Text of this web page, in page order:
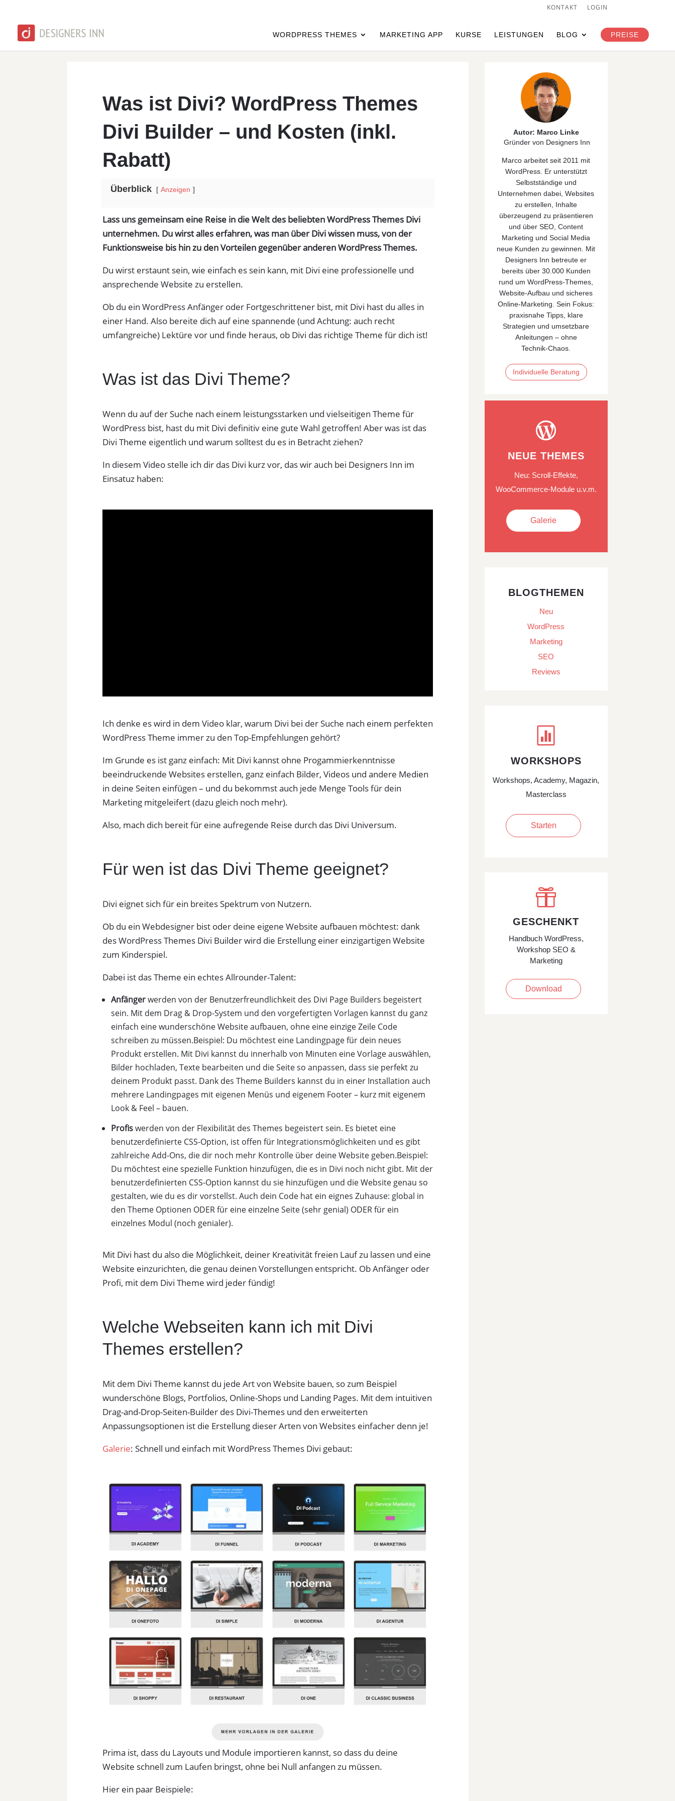
KONTAKT LOGIN
WORDPRESS THEMES MARKETING APP KURSE LEISTUNGEN BLOG PREISE
Was ist Divi? WordPress Themes
Divi Builder – und Kosten (inkl.
Rabatt)
Überblick Anzeigen
Lass uns gemeinsam eine Reise in die Welt des beliebten WordPress Themes Divi
unternehmen. Du wirst alles erfahren, was man über Divi wissen muss, von der
Funktionsweise bis hin zu den Vorteilen gegenüber anderen WordPress Themes.
Du wirst erstaunt sein, wie einfach es sein kann, mit Divi eine professionelle und
ansprechende Website zu erstellen.
Ob du ein WordPress Anfänger oder Fortgeschrittener bist, mit Divi hast du alles in
einer Hand. Also bereite dich auf eine spannende (und Achtung: auch recht
umfangreiche) Lektüre vor und finde heraus, ob Divi das richtige Theme für dich ist!
Was ist das Divi Theme?
Wenn du auf der Suche nach einem leistungsstarken und vielseitigen Theme für
WordPress bist, hast du mit Divi definitiv eine gute Wahl getroffen! Aber was ist das
Divi Theme eigentlich und warum solltest du es in Betracht ziehen?
In diesem Video stelle ich dir das Divi kurz vor, das wir auch bei Designers Inn im
Einsatuz haben:
Ich denke es wird in dem Video klar, warum Divi bei der Suche nach einem perfekten
WordPress Theme immer zu den Top-Empfehlungen gehört?
Im Grunde es ist ganz einfach: Mit Divi kannst ohne Progammierkenntnisse
beeindruckende Websites erstellen, ganz einfach Bilder, Videos und andere Medien
in deine Seiten einfügen – und du bekommst auch jede Menge Tools für dein
Marketing mitgeleifert (dazu gleich noch mehr).
Also, mach dich bereit für eine aufregende Reise durch das Divi Universum.
Für wen ist das Divi Theme geeignet?
Divi eignet sich für ein breites Spektrum von Nutzern.
Ob du ein Webdesigner bist oder deine eigene Website aufbauen möchtest: dank
des WordPress Themes Divi Builder wird die Erstellung einer einzigartigen Website
zum Kinderspiel.
Dabei ist das Theme ein echtes Allrounder-Talent:
Anfängerwerden von der Benutzerfreundlichkeit des Divi Page Builders begeistert
sein. Mit dem Drag & Drop-System und den vorgefertigten Vorlagen kannst du ganz
einfach eine wunderschöne Website aufbauen, ohne eine einzige Zeile Code
schreiben zu müssen.Beispiel: Du möchtest eine Landingpage für dein neues
Produkt erstellen. Mit Divi kannst du innerhalb von Minuten eine Vorlage auswählen,
Bilder hochladen, Texte bearbeiten und die Seite so anpassen, dass sie perfekt zu
deinem Produkt passt. Dank des Theme Builders kannst du in einer Installation auch
mehrere Landingpages mit eigenen Menüs und eigenem Footer – kurz mit eigenem
Look & Feel – bauen.
Profiswerden von der Flexibilität des Themes begeistert sein. Es bietet eine
benutzerdefinierte CSS-Option, ist offen für Integrationsmöglichkeiten und es gibt
zahlreiche Add-Ons, die dir noch mehr Kontrolle über deine Website geben.Beispiel:
Du möchtest eine spezielle Funktion hinzufügen, die es in Divi noch nicht gibt. Mit der
benutzerdefinierten CSS-Option kannst du sie hinzufügen und die Website genau so
gestalten, wie du es dir vorstellst. Auch dein Code hat ein eignes Zuhause: global in
den Theme Optionen ODER für eine einzelne Seite (sehr genial) ODER für ein
einzelnes Modul (noch genialer).
Mit Divi hast du also die Möglichkeit, deiner Kreativität freien Lauf zu lassen und eine
Website einzurichten, die genau deinen Vorstellungen entspricht. Ob Anfänger oder
Profi, mit dem Divi Theme wird jeder fündig!
Welche Webseiten kann ich mit Divi
Themes erstellen?
Mit dem Divi Theme kannst du jede Art von Website bauen, so zum Beispiel
wunderschöne Blogs, Portfolios, Online-Shops und Landing Pages. Mit dem intuitiven
Drag-and-Drop-Seiten-Builder des Divi-Themes und den erweiterten
Anpassungsoptionen ist die Erstellung dieser Arten von Websites einfacher denn je!
Galerie: Schnell und einfach mit WordPress Themes Divi gebaut:
Prima ist, dass du Layouts und Module importieren kannst, so dass du deine
Website schnell zum Laufen bringst, ohne bei Null anfangen zu müssen.
Hier ein paar Beispiele:
Autor: Marco Linke
Gründer von Designers Inn
Marco arbeitet seit 2011 mit
WordPress. Er unterstützt
Selbstständige und
Unternehmen dabei, Websites
zu erstellen, Inhalte
überzeugend zu präsentieren
und über SEO, Content
Marketing und Social Media
neue Kunden zu gewinnen. Mit
Designers Inn betreute er
bereits über 30.000 Kunden
rund um WordPress-Themes,
Website-Aufbau und sicheres
Online‑Marketing. Sein Fokus:
praxisnahe Tipps, klare
Strategien und umsetzbare
Anleitungen – ohne
Technik‑Chaos.
Individuelle Beratung

NEUE THEMES
Neu: Scroll-Effekte,
WooCommerce-Module u.v.m.
Galerie
BLOGTHEMEN
Neu
WordPress
Marketing
SEO
Reviews

WORKSHOPS
Workshops, Academy, Magazin,
Masterclass
Starten

GESCHENKT
Handbuch WordPress,
Workshop SEO &
Marketing
Download